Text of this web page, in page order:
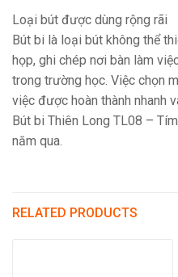
Loại bút được dùng rộng rãi
Bút bi là loại bút không thể
họp, ghi chép nơi bàn làm
trong trường học. Việc chọn
việc được hoàn thành nhanh
Bút bi Thiên Long TL08 –
năm qua.
RELATED PRODUCTS